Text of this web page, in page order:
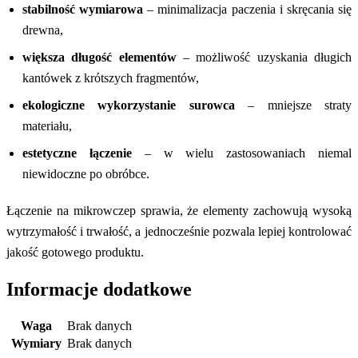
stabilność wymiarowa – minimalizacja paczenia i skręcania się
drewna,
większa długość elementów– możliwość uzyskania długich
kantówek z krótszych fragmentów,
ekologiczne wykorzystanie surowca – mniejsze straty
materiału,
estetyczne łączenie– w wielu zastosowaniach niemal
niewidoczne po obróbce.
Łączenie na mikrowczep sprawia, że elementy zachowują wysoką
wytrzymałość i trwałość, a jednocześnie pozwala lepiej kontrolować
jakość gotowego produktu.
Informacje dodatkowe
Waga
Brak danych
Wymiary Brak danych